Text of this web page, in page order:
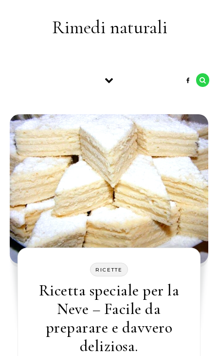
Rimedi naturali
RICETTE
Ricetta speciale per la
Neve – Facile da
preparare e davvero
deliziosa.